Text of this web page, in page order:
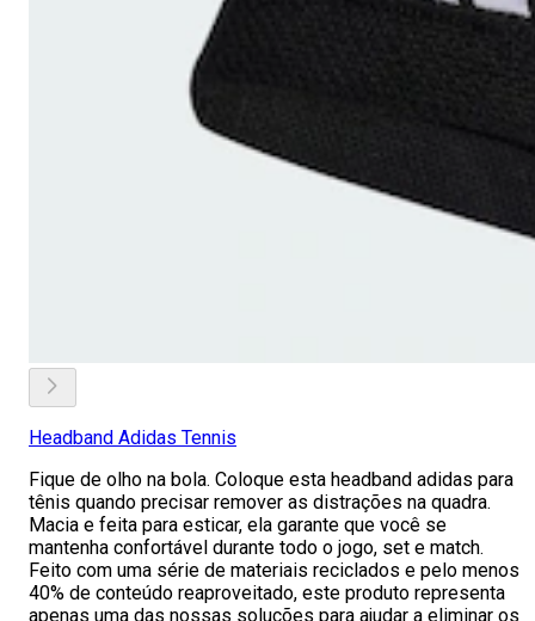
Headband Adidas Tennis
Fique de olho na bola. Coloque esta headband adidas para
tênis quando precisar remover as distrações na quadra.
Macia e feita para esticar, ela garante que você se
mantenha confortável durante todo o jogo, set e match.
Feito com uma série de materiais reciclados e pelo menos
40% de conteúdo reaproveitado, este produto representa
apenas uma das nossas soluções para ajudar a eliminar os